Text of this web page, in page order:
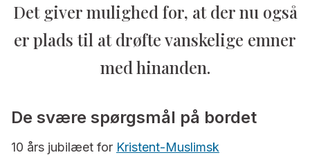
Det giver mulighed for, at der nu også
er plads til at drøfte vanskelige emner
med hinanden.
De svære spørgsmål på bordet
10 års jubilæet for Kristent-Muslimsk